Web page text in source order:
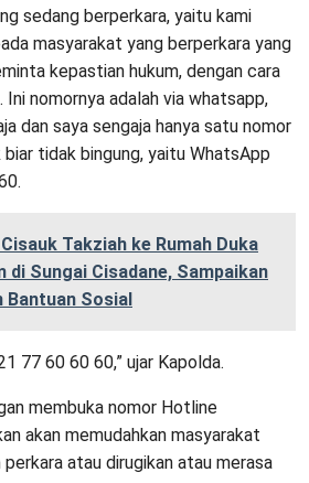
sedang berperkara, yaitu kami
masyarakat yang berperkara yang
kepastian hukum, dengan cara
nomornya adalah via whatsapp,
dan saya sengaja hanya satu nomor
biar tidak bingung, yaitu WhatsApp
Takziah ke Rumah Duka
di Sungai Cisadane, Sampaikan
Bantuan Sosial
77 60 60 60,” ujar Kapolda.
membuka nomor Hotline
akan memudahkan masyarakat
atau dirugikan atau merasa